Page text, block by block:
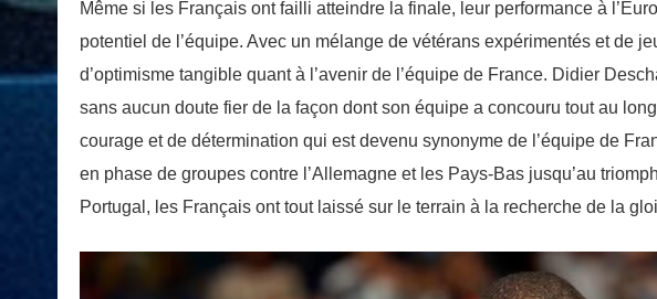
Même si les Français ont failli atteindre la finale, leur performance à
potentiel de l’équipe. Avec un mélange de vétérans expérimentés et de
d’optimisme tangible quant à l’avenir de l’équipe de France. Didier
sans aucun doute fier de la façon dont son équipe a concouru tout au
courage et de détermination qui est devenu synonyme de l’équipe de
en phase de groupes contre l’Allemagne et les Pays-Bas jusqu’au
Portugal, les Français ont tout laissé sur le terrain à la recherche de la